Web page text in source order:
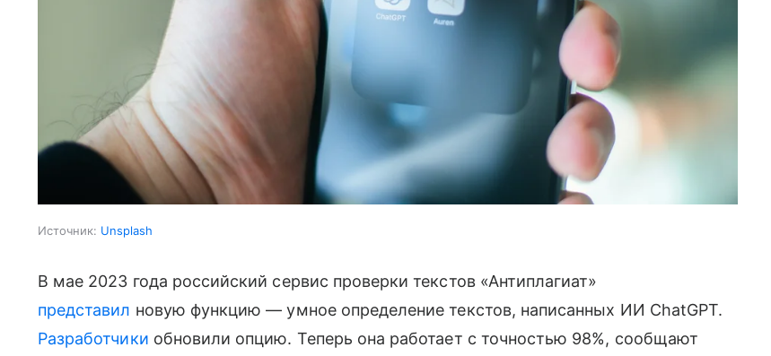
Источник: Unsplash
В мае 2023 года российский сервис проверки текстов «Антиплагиат»
представил новую функцию — умное определение текстов, написанных ИИ ChatGPT.
Разработчики обновили опцию. Теперь она работает с точностью 98%, сообщают